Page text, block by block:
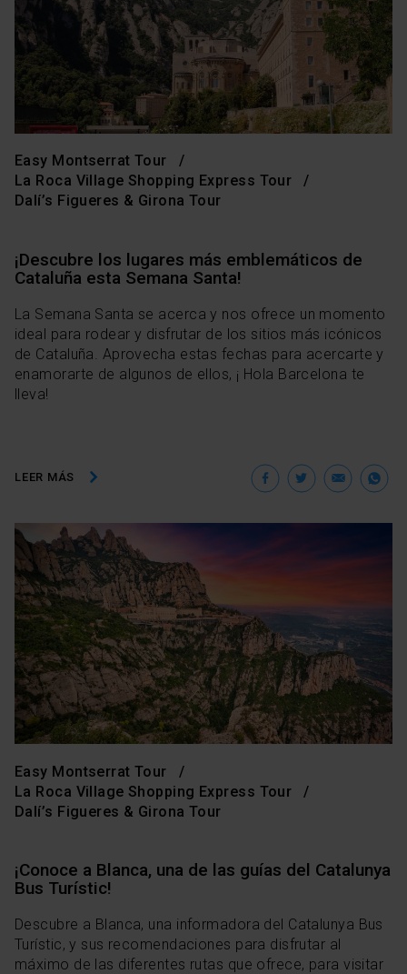
Easy Montserrat Tour
La Roca Village Shopping Express Tour
Dalí’s Figueres & Girona Tour
¡Descubre los lugares más emblemáticos de
Cataluña esta Semana Santa!
La Semana Santa se acerca y nos ofrece un momento
ideal para rodear y disfrutar de los sitios más icónicos
de Cataluña. Aprovecha estas fechas para acercarte y
enamorarte de algunos de ellos, ¡ Hola Barcelona te
lleva!
LEER MÁS Facebook
Twitter
Easy Montserrat Tour
La Roca Village Shopping Express Tour
Dalí’s Figueres & Girona Tour
¡Conoce a Blanca, una de las guías del Catalunya
Bus Turístic!
Descubre a Blanca, una informadora del Catalunya Bus
Turístic, y sus recomendaciones para disfrutar al
máximo de las diferentes rutas que ofrece, para visitar